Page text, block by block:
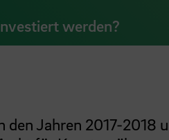
werden?
den Jahren 2017-2018